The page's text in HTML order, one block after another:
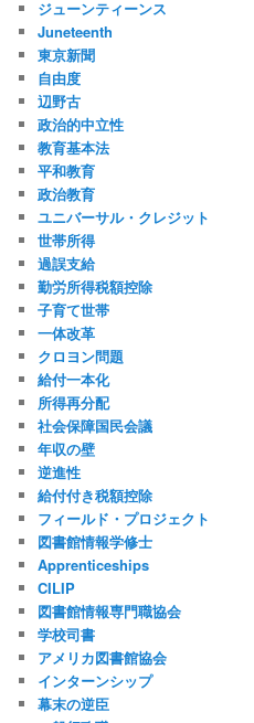
ジューンティーンス
Juneteenth
東京新聞
自由度
辺野古
政治的中立性
教育基本法
平和教育
政治教育
ユニバーサル・クレジット
世帯所得
過誤支給
勤労所得税額控除
子育て世帯
一体改革
クロヨン問題
給付一本化
所得再分配
社会保障国民会議
年収の壁
逆進性
給付付き税額控除
フィールド・プロジェクト
図書館情報学修士
Apprenticeships
CILIP
図書館情報専門職協会
学校司書
アメリカ図書館協会
インターンシップ
幕末の逆臣